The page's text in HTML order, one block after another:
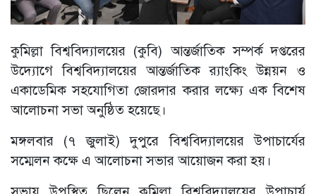
কুমিল্লা বিশ্ববিদ্যালয়ের (কুবি) আন্তর্জাতিক সম্পর্ক দপ্তরের
উদ্যোগে বিশ্ববিদ্যালয়ের আন্তর্জাতিক র‍্যাংকিং উন্নয়ন ও
একাডেমিক সহযোগিতা জোরদার করার লক্ষ্যে এক বিশেষ
আলোচনা সভা অনুষ্ঠিত হয়েছে।
মঙ্গলবার (৭ জুলাই) দুপুরে বিশ্ববিদ্যালয়ের উপাচার্যের
সম্মেলন কক্ষে এ আলোচনা সভার আয়োজন করা হয়।